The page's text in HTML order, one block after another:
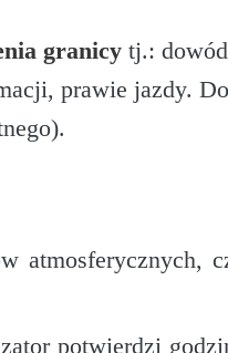
granicy tj.: dowód
prawie jazdy. Do
atmosferycznych,
potwierdzi